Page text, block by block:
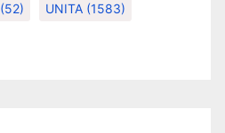
(52) UNITA (1583)